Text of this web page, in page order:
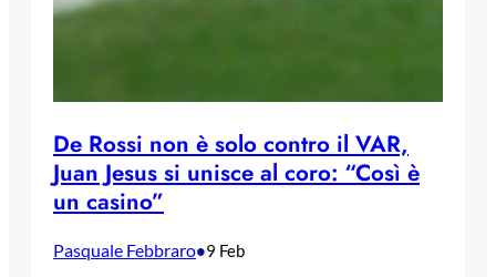
De Rossi non è solo contro il VAR,
Juan Jesus si unisce al coro: “Così è
un casino”
Pasquale Febbraro•9 Feb